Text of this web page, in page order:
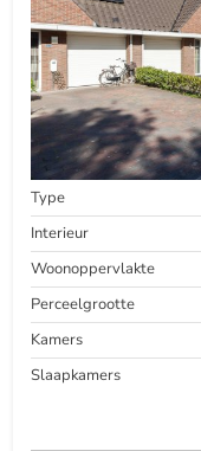
Type
Interieur
Woonoppervlakte
Perceelgrootte
Kamers
Slaapkamers